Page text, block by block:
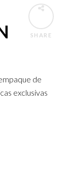
SHARE
de
exclusivas